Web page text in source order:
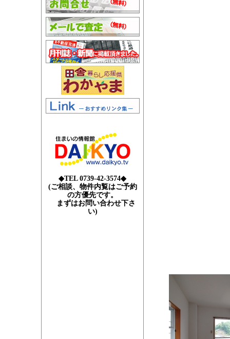
◆TEL 0739-42-3574◆
(ご相談、物件内覧はご予約
の方優先です。
まずはお問い合わせ下さ
い)